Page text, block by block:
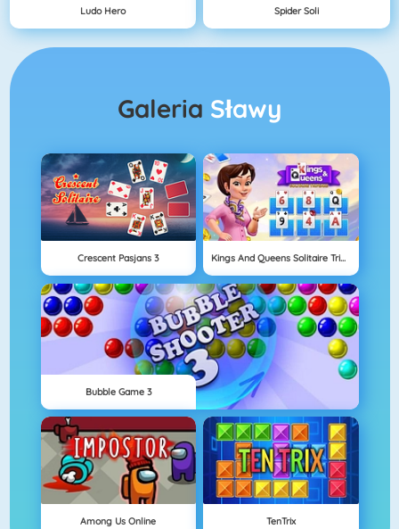
Ludo Hero Spider Soli
Galeria Sławy
Crescent Pasjans 3 Kings And Queens Solitaire Tripeaks
Bubble Game 3
Among Us Online TenTrix